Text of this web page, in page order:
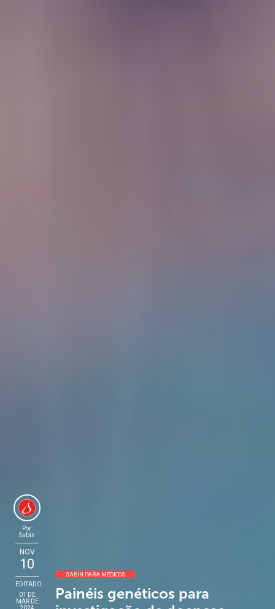
SABIN PARA MÉDICOS
Painéis genéticos para
Por:
Sabin
NOV
10
EDITADO:
01 DE
MAR DE